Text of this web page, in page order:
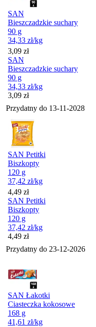
SAN
Bieszczadzkie suchary
90 g
34,33 zł/kg
Cena
3,09 zł
SAN
Bieszczadzkie suchary
90 g
34,33 zł/kg
Cena
3,09 zł
Przydatny do 13-11-2028
SAN Petitki
Biszkopty
120 g
37,42 zł/kg
Cena
4,49 zł
SAN Petitki
Biszkopty
120 g
37,42 zł/kg
Cena
4,49 zł
Przydatny do 23-12-2026
SAN Łakotki
Ciasteczka kokosowe
168 g
41,61 zł/kg